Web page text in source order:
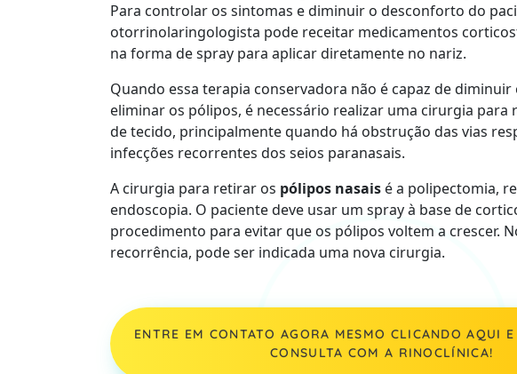
Para controlar os sintomas e diminuir o desconforto do
otorrinolaringologista pode receitar medicamentos
na forma de spray para aplicar diretamente no nariz.
Quando essa terapia conservadora não é capaz de
eliminar os pólipos, é necessário realizar uma cirurgia para
de tecido, principalmente quando há obstrução das vias
infecções recorrentes dos seios paranasais.
A cirurgia para retirar os pólipos nasaisé a polipectomia,
endoscopia. O paciente deve usar um spray à base de
procedimento para evitar que os pólipos voltem a crescer.
recorrência, pode ser indicada uma nova cirurgia.
ENTRE EM CONTATO AGORA MESMO CLICANDO AQUI
CONSULTA COM A RINOCLÍNICA!